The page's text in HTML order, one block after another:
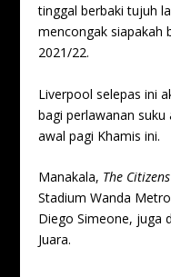
tinggal berbaki tujuh
mencongak siapakah
2021/22.
Liverpool selepas ini
bagi perlawanan suku
awal pagi Khamis ini.
Manakala, The Citizens
Stadium Wanda
Diego Simeone, juga
Juara.